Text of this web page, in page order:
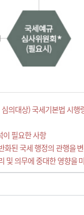
의대상) 국세기본법 시행
이 필요한 사항
화된 국세 행정의 관행을
및 의무에 중대한 영향을